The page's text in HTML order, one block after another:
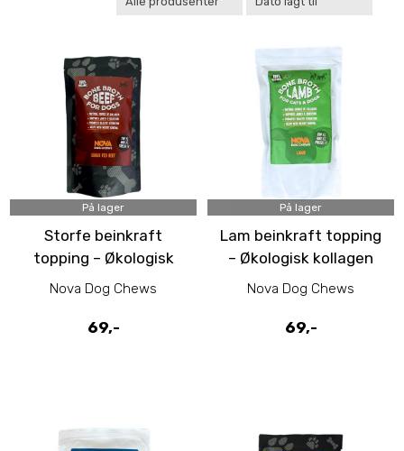
På lager
Storfe beinkraft
topping – Økologisk
kollagen for ledd og
Nova Dog Chews
69,-
På lager
Lam beinkraft topping
– Økologisk kollagen
for ledd og fordøyelse
Nova Dog Chews
69,-